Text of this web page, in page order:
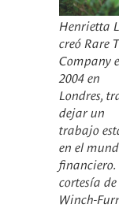
Henrietta
creó Rare
Company
2004 en
Londres,
dejar un
trabajo
en el
financiero.
cortesía
Winch-